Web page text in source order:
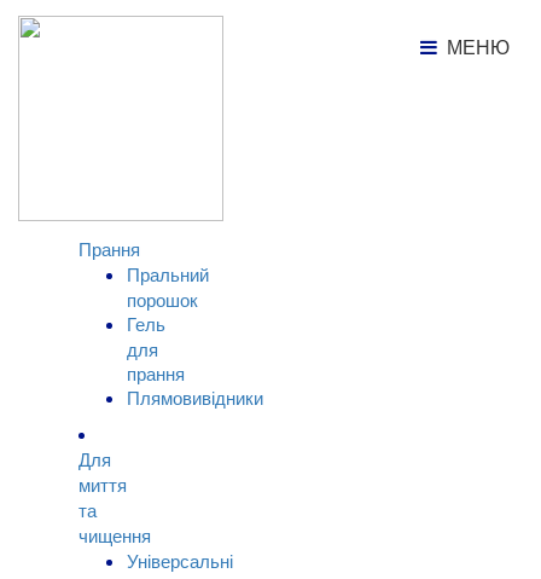
МЕНЮ
МЕНЮ
Каталог продукції
Прання
Пральний
порошок
Гель
для
прання
Плямовивідники
Для
миття
та
чищення
Універсальні